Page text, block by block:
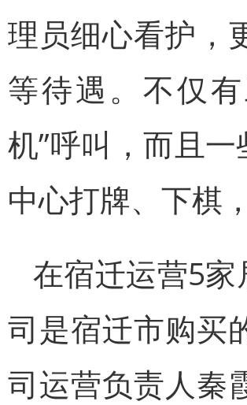
理员细心看护，
等待遇。不仅
机”呼叫，而且
中心打牌、下棋
在宿迁运营5
司是宿迁市购买
司运营负责人秦